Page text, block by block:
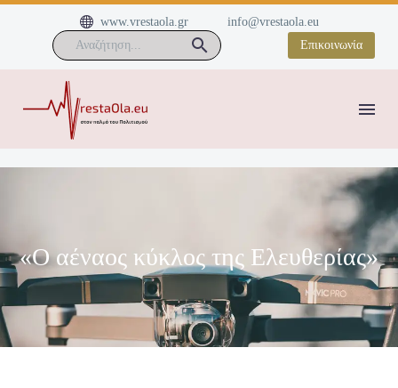

 www.vrestaola.gr
info@vrestaola.eu
Επικοινωνία
«Ο αέναος κύκλος της Ελευθερίας»